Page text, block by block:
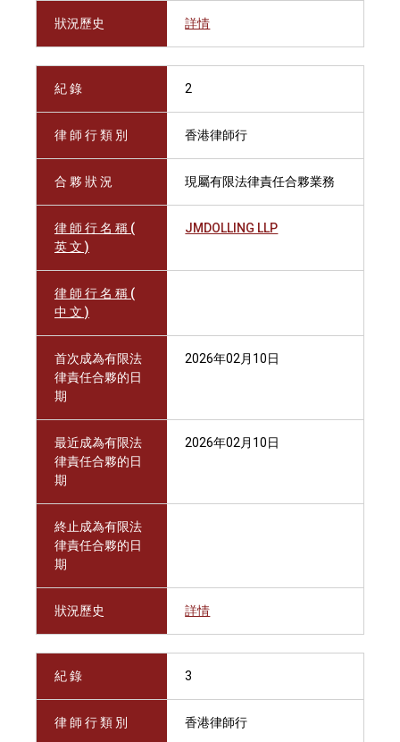
狀況歷史 詳情
紀 錄 2
律 師 行 類 別 香港律師行
合 夥 狀 況 現屬有限法律責任合夥業務
律 師 行 名 稱 (
英 文 )
JMDOLLING LLP
律 師 行 名 稱 (
中 文 )
首次成為有限法
律責任合夥的日
期
2026年02月10日
最近成為有限法
律責任合夥的日
期
2026年02月10日
終止成為有限法
律責任合夥的日
期
狀況歷史 詳情
紀 錄 3
律 師 行 類 別 香港律師行